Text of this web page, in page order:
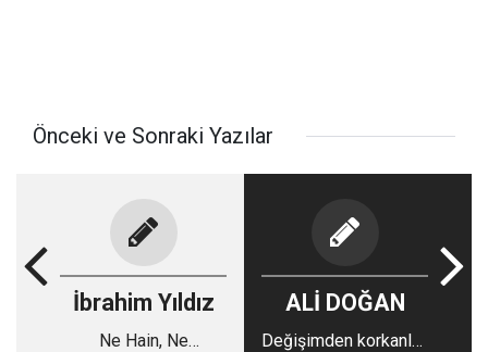
Önceki ve Sonraki Yazılar
İbrahim Yıldız
Ne Hain, Ne
ALİ DOĞAN
Değişimden korkanlar,